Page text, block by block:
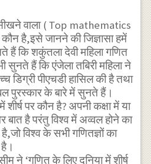
सीखने वाला ( Top mathematics
है,इसे जानने की जिज्ञासा हमें
हैं कि शकुंतला देवी महिला गणित
हैं कि एंजेला तबिरी महिला ने
डिग्री पीएचडी हासिल की है तथा
पुरस्कार के बारे में सुनते हैं।
पर कौन है? अपनी कक्षा में या
है परंतु विश्व में अव्वल होने का
विश्व के सभी गणितज्ञों का
ने ‘गणित के लिए दुनिया में शीर्ष